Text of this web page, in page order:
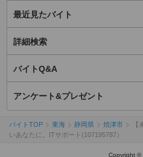
最近見たバイト
詳細検索
バイトQ&A
アンケート&プレゼント
バイトTOP 東海 静岡県 焼津市
いあなたに。ITサポート(107195787）
Copyright ©